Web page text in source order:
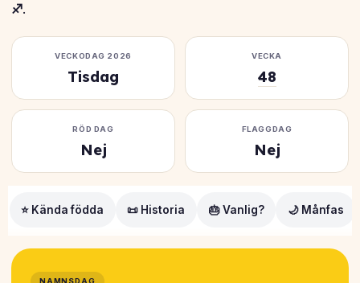
♐.
VECKODAG 2026
Tisdag
VECKA
48
RÖD DAG
Nej
FLAGGDAG
Nej
⭐ Kända födda 📜 Historia 🎂 Vanlig? 🌙 Månfas
NAMNSDAG